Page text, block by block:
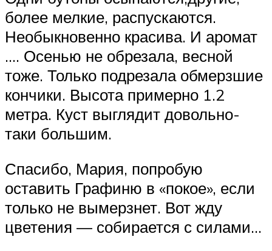
более мелкие, распускаются.
Необыкновенно красива. И аромат
…. Осенью не обрезала, весной
тоже. Только подрезала обмерзшие
кончики. Высота примерно 1.2
метра. Куст выглядит довольно-
таки большим.
Спасибо, Мария, попробую
оставить Графиню в «покое», если
только не вымерзнет. Вот жду
цветения — собирается с силами…